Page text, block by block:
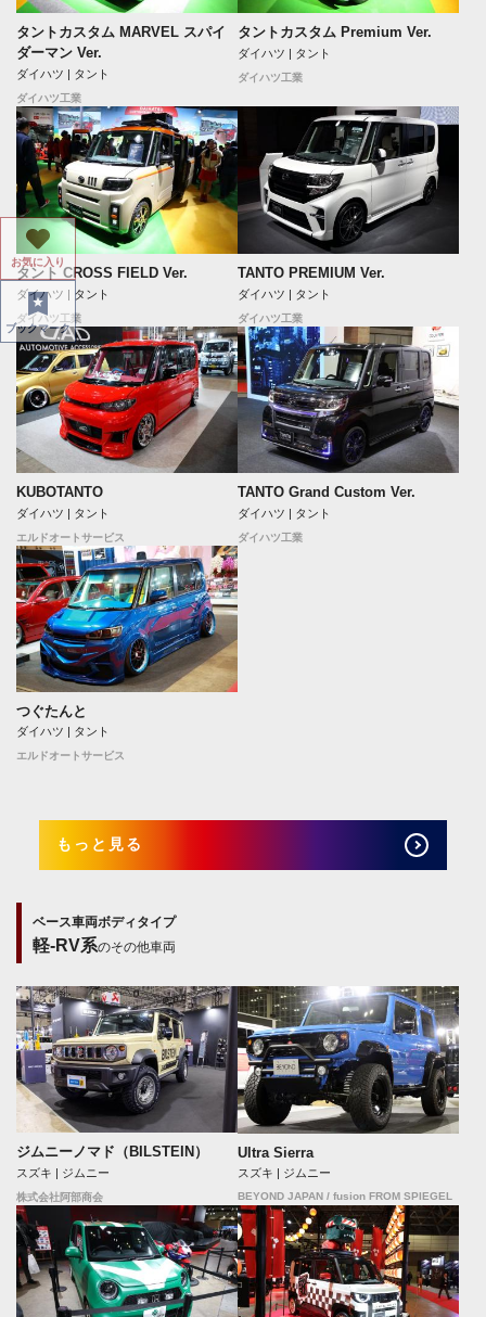
タントカスタム MARVEL スパイ
ダーマン Ver.
ダイハツ | タント
ダイハツ工業
タントカスタム Premium Ver.
ダイハツ | タント
ダイハツ工業
タント CROSS FIELD Ver.
ダイハツ | タント
ダイハツ工業
TANTO PREMIUM Ver.
ダイハツ | タント
ダイハツ工業
KUBOTANTO
ダイハツ | タント
エルドオートサービス
TANTO Grand Custom Ver.
ダイハツ | タント
ダイハツ工業
つぐたんと
ダイハツ | タント
エルドオートサービス
もっと見る
ベース車両ボディタイプ
軽-RV系のその他車両
ジムニーノマド（BILSTEIN）
スズキ | ジムニー
株式会社阿部商会
Ultra Sierra
スズキ | ジムニー
BEYOND JAPAN / fusion FROM SPIEGEL
お気に入り
ブックマーク